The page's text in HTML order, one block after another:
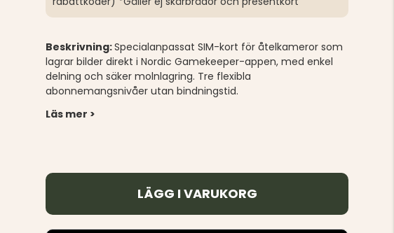
Beskrivning:Specialanpassat SIM-kort för åtelkameror som
lagrar bilder direkt i Nordic Gamekeeper-appen, med enkel
delning och säker molnlagring. Tre flexibla
abonnemangsnivåer utan bindningstid.
Läs mer >
LÄGG I VARUKORG